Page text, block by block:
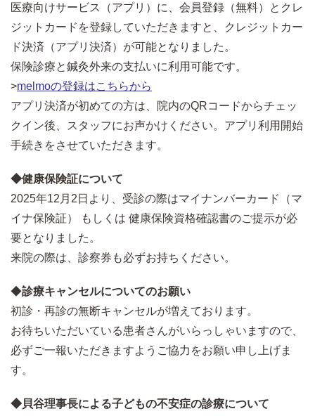
医療向けサービス（アプリ）に、会員登録（無料）とクレ
ジットカードを登録していただきますと、クレジットカー
ド決済（アプリ決済）が可能となりました。
保険診療と鍼灸外来の支払いに利用可能です。
>melmoの登録はこちらから
アプリ決済が初めての方は、院内のQRコードからチェッ
クイン後、スタッフにお声かけください。アプリ利用開始
手続きをさせていただきます。
◆健康保険証について
2025年12月2日より、受診の際はマイナンバーカード（マ
イナ保険証） もしくは 健康保険資格確認書のご提示が必
要となりました。
来院の際は、診察券も必ずお持ちください。
◆診療キャンセルについてのお願い
初診・再診の無断キャンセルが増えております。
お待ちいただいている患者さんがいらっしゃいますので、
必ずご一報いただきますようご協力をお願い申し上げま
す。
◆貝谷理事長による子どもの不安症の診療について